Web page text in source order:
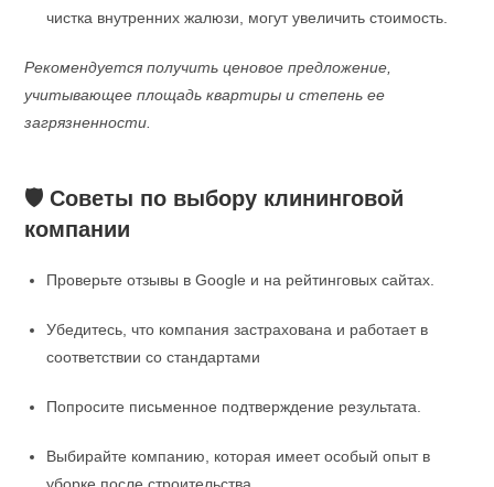
чистка внутренних жалюзи, могут увеличить стоимость.
Рекомендуется получить ценовое предложение,
учитывающее площадь квартиры и степень ее
загрязненности.
🛡️ Советы по выбору клининговой
компании
Проверьте отзывы в Google и на рейтинговых сайтах.
Убедитесь, что компания застрахована и работает в
соответствии со стандартами
Попросите письменное подтверждение результата.
Выбирайте компанию, которая имеет особый опыт в
уборке после строительства.